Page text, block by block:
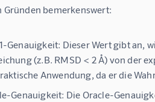
Gründen bemerkenswert:
Genauigkeit: Dieser Wert gibt an,
(z.B. RMSD < 2 Å) von der
Anwendung, da er die
Genauigkeit: Die Oracle-